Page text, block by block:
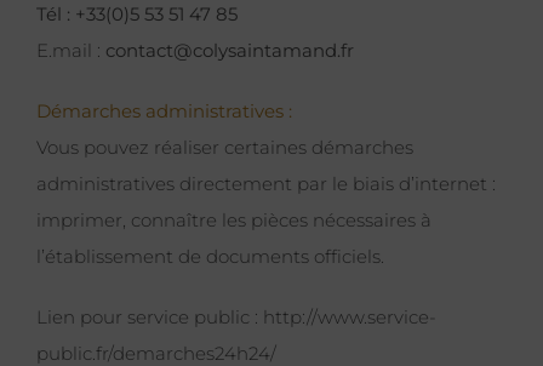
Tél : +33(0)5 53 51 47 85
E.mail : contact@colysaintamand.fr
Démarches administratives :
Vous pouvez réaliser certaines démarches
administratives directement par le biais d’internet :
imprimer, connaître les pièces nécessaires à
l’établissement de documents officiels.
Lien pour service public : http://www.service-
public.fr/demarches24h24/